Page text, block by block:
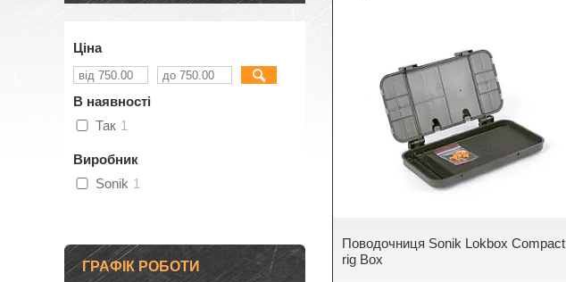
Поводочниця Sonik Lokbox Compact
rig Box
Ціна
В наявності
Так 1
Виробник
Sonik 1
ГРАФІК РОБОТИ